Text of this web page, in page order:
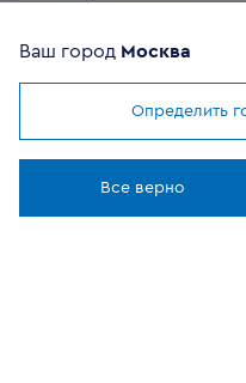
Мы
Ваш город Москва
Определить
Все верно